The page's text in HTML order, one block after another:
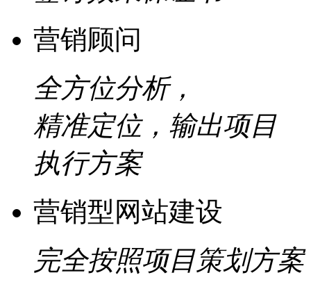
营销顾问
全方位分析，
精准定位，输出项目
执行方案
营销型网站建设
完全按照项目策划方案